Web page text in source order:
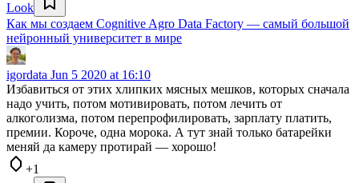
Look
Как мы создаем Сognitive Agro Data Factory — самый большой
нейронный университет в мире
igordata Jun 5 2020 at 16:10
Избавиться от этих хлипких мясных мешков, которых сначала
надо учить, потом мотивировать, потом лечить от
алкоголизма, потом перепрофилировать, зарплату платить,
премии. Короче, одна морока. А тут знай только батарейки
меняй да камеру протирай — хорошо!
+1